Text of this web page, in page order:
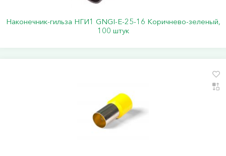
Наконечник-гильза НГИ1 GNGI-E-25-16 Коричнево-зеленый,
100 штук